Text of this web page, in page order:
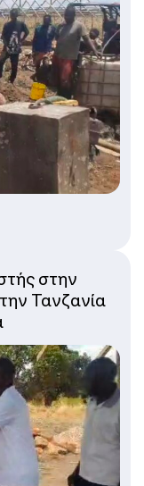
στην
Τανζανία